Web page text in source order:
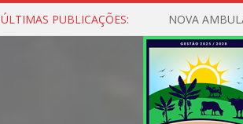
ÚLTIMAS PUBLICAÇÕES: NOVA